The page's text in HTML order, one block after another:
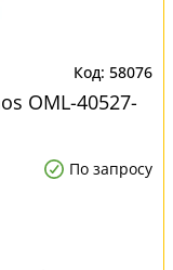
58076
OML-40527-
По запросу